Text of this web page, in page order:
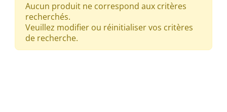
Aucun produit ne correspond aux critères
recherchés.
Veuillez modifier ou réinitialiser vos critères
de recherche.